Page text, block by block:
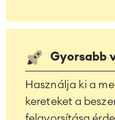
Gyorsabb
Használja ki a
kereteket a